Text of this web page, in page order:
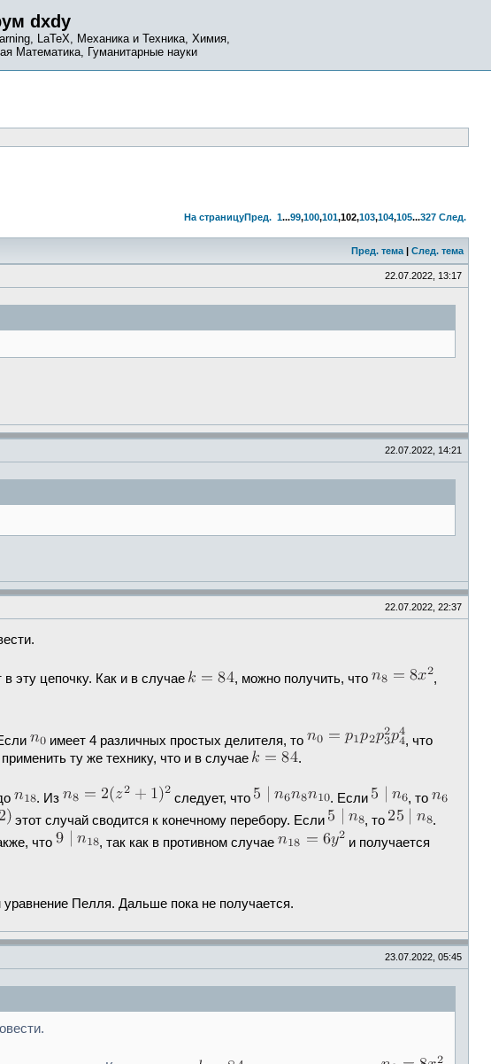
dxdy
LaTeX, Механика и Техника, Химия,
Математика, Гуманитарные науки
На страницуПред. 1...99,100,101,102,103,104,105...327 След.
Пред. тема | След. тема
22.07.2022, 13:17
22.07.2022, 14:21
22.07.2022, 22:37
в эту цепочку. Как и в случае , можно получить, что
,
имеет 4 различных простых делителя, то
, что
ту же технику, что и в случае .
. Из следует, что . Если
, то
этот случай сводится к конечному перебору. Если , то
.
что , так как в противном случае
и получается
уравнение Пелля. Дальше пока не получается.
23.07.2022, 05:45